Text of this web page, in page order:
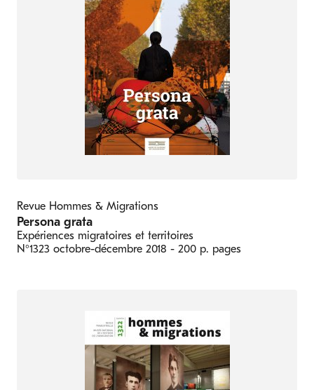
Revue Hommes & Migrations
Persona grata
Expériences migratoires et territoires
N°1323 octobre-décembre 2018 - 200 p. pages